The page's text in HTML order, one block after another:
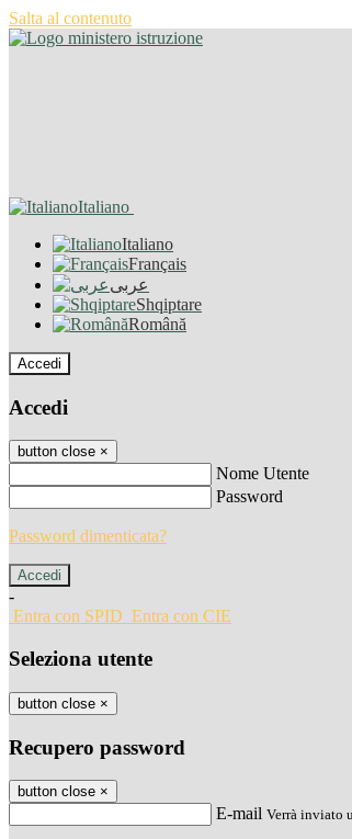
Salta al contenuto
Italiano
Italiano
Français
عربى
Shqiptare
Română
Accedi
Accedi
button close ×
Nome Utente
Password
Password dimenticata?
-
Entra con SPID Entra con CIE
Seleziona utente
button close ×
Recupero password
button close ×
E-mail Verrà inviato